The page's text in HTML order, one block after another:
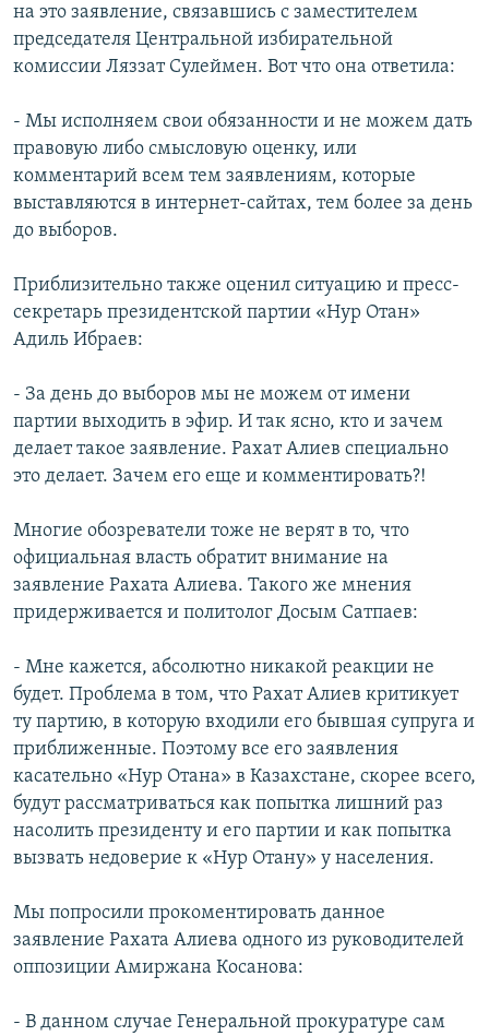
на это заявление, связавшись с заместителем
председателя Центральной избирательной
комиссии Ляззат Сулеймен. Вот что она ответила:
- Мы исполняем свои обязанности и не можем дать
правовую либо смысловую оценку, или
комментарий всем тем заявлениям, которые
выставляются в интернет-сайтах, тем более за день
до выборов.
Приблизительно также оценил ситуацию и пресс-
секретарь президентской партии «Нур Отан»
Адиль Ибраев:
- За день до выборов мы не можем от имени
партии выходить в эфир. И так ясно, кто и зачем
делает такое заявление. Рахат Алиев специально
это делает. Зачем его еще и комментировать?!
Многие обозреватели тоже не верят в то, что
официальная власть обратит внимание на
заявление Рахата Алиева. Такого же мнения
придерживается и политолог Досым Сатпаев:
- Мне кажется, абсолютно никакой реакции не
будет. Проблема в том, что Рахат Алиев критикует
ту партию, в которую входили его бывшая супруга и
приближенные. Поэтому все его заявления
касательно «Нур Отана» в Казахстане, скорее всего,
будут рассматриваться как попытка лишний раз
насолить президенту и его партии и как попытка
вызвать недоверие к «Нур Отану» у населения.
Мы попросили прокоментировать данное
заявление Рахата Алиева одного из руководителей
оппозиции Амиржана Косанова:
- В данном случае Генеральной прокуратуре сам